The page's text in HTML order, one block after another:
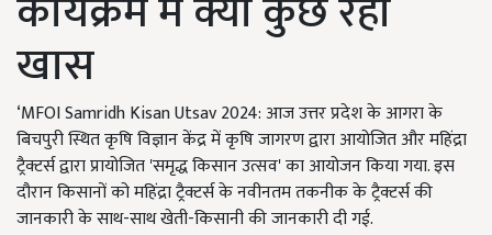
खास
‘MFOI Samridh Kisan Utsav 2024: आज उत्तर प्रदेश के आगरा के
बिचपुरी स्थित कृषि विज्ञान केंद्र में कृषि जागरण द्वारा आयोजित और महिंद्रा
ट्रैक्टर्स द्वारा प्रायोजित 'समृद्ध किसान उत्सव' का आयोजन किया गया. इस
दौरान किसानों को महिंद्रा ट्रैक्टर्स के नवीनतम तकनीक के ट्रैक्टर्स की
जानकारी के साथ-साथ खेती-किसानी की जानकारी दी गई.